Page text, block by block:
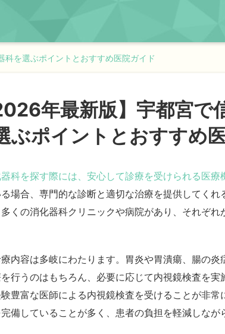
科を選ぶポイントとおすすめ医院ガイド
年最新版】宇都宮で
ぶポイントとおすすめ
科を探す際には、安心して診療を受けられる医療
場合、専門的な診断と適切な治療を提供してくれ
くの消化器科クリニックや病院があり、それぞ
内容は多岐にわたります。胃炎や胃潰瘍、腸の
行うのはもちろん、必要に応じて内視鏡検査を
豊富な医師による内視鏡検査を受けることが非
備していることが多く、患者の負担を軽減しな